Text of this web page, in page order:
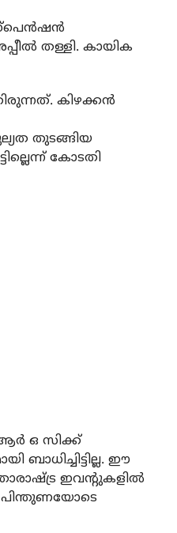
തള്ളി. കായിക
കിഴക്കന്‍
തുടങ്ങിയ
കോടതി
ഒ സിക്ക്
ബാധിച്ചിട്ടില്ല. ഈ
ഇവന്റുകളില്‍